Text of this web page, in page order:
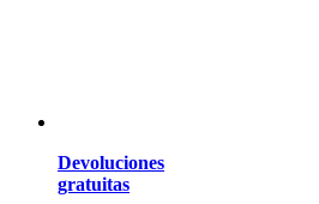
Devoluciones
gratuitas